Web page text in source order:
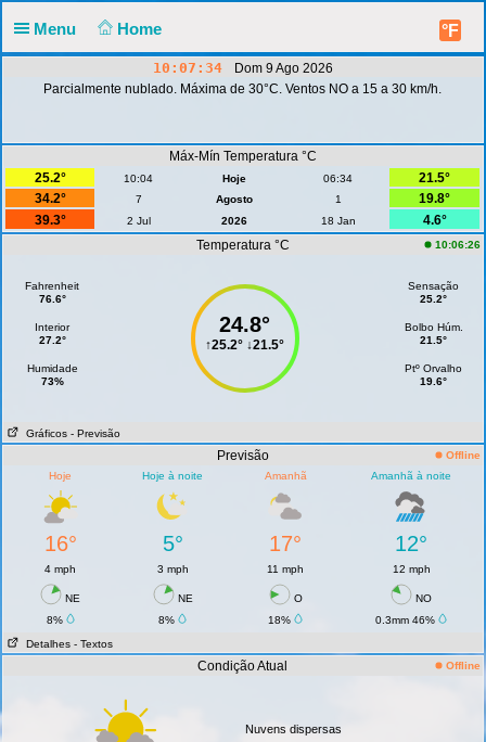
Menu Home °F
10:07:34
Dom 9 Ago 2026
Parcialmente nublado. Máxima de 30°C. Ventos NO a 15 a 30 km/h.
Máx-Mín Temperatura °C
25.2°
10:04 Hoje 06:34
21.5°
34.2°
7 Agosto 1
19.8°
39.3°
2 Jul 2026 18 Jan
4.6°
Temperatura °C
10:06:26
Fahrenheit
76.6°
Interior
27.2°
Humidade
73%
24.8°
↑25.2° ↓21.5°
Sensação
25.2°
Bolbo Húm.
21.5°
Ptº Orvalho
19.6°
Gráficos - Previsão
Previsão
Offline
Hoje
Hoje à noite Amanhã Amanhã à noite
16° 5° 17° 12°
4 mph 3 mph 11 mph 12 mph
NE NE O
NO
8%
8% 18%
0.3mm 46%
Detalhes - Textos
Condição Atual Offline
Nuvens dispersas